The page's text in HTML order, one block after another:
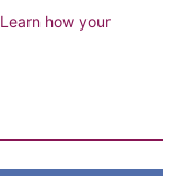
Learn how your